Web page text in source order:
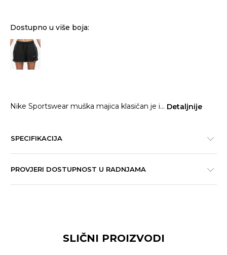
Dostupno u više boja:
Nike Sportswear muška majica klasičan je i... Detaljnije
SPECIFIKACIJA
PROVJERI DOSTUPNOST U RADNJAMA
SLIČNI PROIZVODI